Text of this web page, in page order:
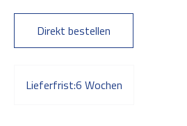
Lieferfrist:6 Wochen
Direkt bestellen